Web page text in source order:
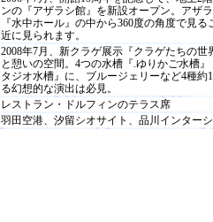
ンの『アザラシ館』を新設オープン。アザ
『水中ホール』の中から360度の角度で見
近に見られます。
2008年7月、新クラゲ展示『クラゲたちの
と憩いの空間。4つの水槽『.ゆりかご水槽
タジオ水槽』に、ブルージェリーなど4種
る幻想的な演出は必見。
レストラン・ドルフィンのテラス席
羽田空港、汐留シオサイト、品川インター